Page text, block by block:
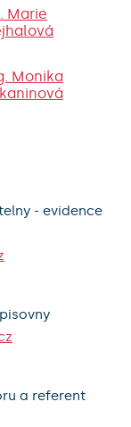
Marie
Monika
- evidence
a referent